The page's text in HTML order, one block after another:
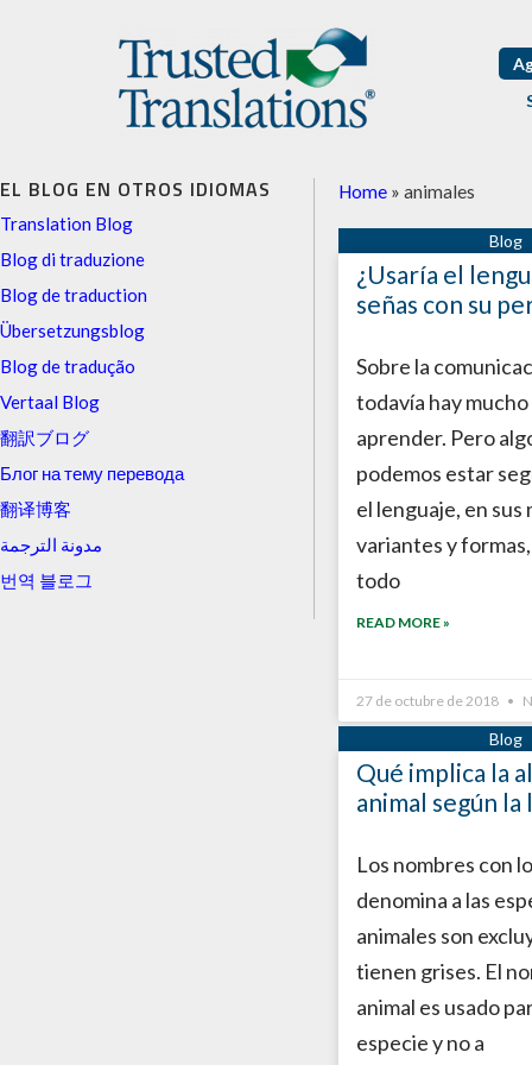
EL BLOG EN OTROS IDIOMAS
Translation Blog
Blog di traduzione
Blog de traduction
Übersetzungsblog
Blog de tradução
Vertaal Blog
翻訳ブログ
Блог на тему перевода
翻译博客
مدونة الترجمة
번역 블로그
Home » animales
¿Usaría el
señas con su
Sobre la
todavía hay mucho
aprender. Pero
podemos estar
el lenguaje, en sus
variantes y
todo
READ MORE »
27 de octubre de 2018
Qué implica la
animal según la
Los nombres con
denomina a las
animales son
tienen grises. El
animal es usado
especie y no a